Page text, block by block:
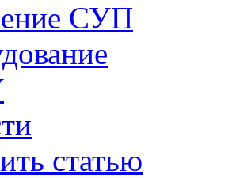
СУП
статью